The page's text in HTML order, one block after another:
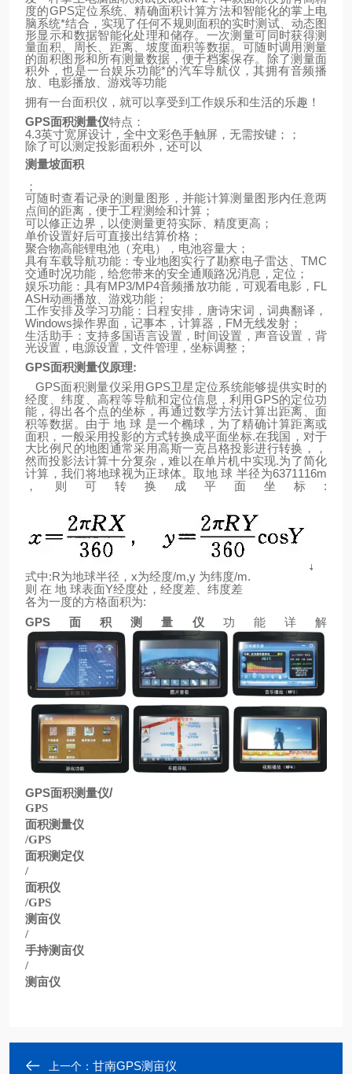
度的GPS定位系统、精确面积计算方法和智能化的掌上电
脑系统*结合，实现了任何不规则面积的实时测试、动态图
形显示和数据智能化处理和储存。一次测量可同时获得测
量面积、周长、距离、坡度面积等数据。可随时调用测量
的面积图形和所有测量数据，便于档案保存。除了测量面
积外，也是一台娱乐功能*的汽车导航仪，其拥有音频播
放、电影播放、游戏等功能
拥有一台面积仪，就可以享受到工作娱乐和生活的乐趣！
GPS面积测量仪特点：
4.3英寸宽屏设计，全中文彩色手触屏，无需按键；；
除了可以测定投影面积外，还可以
测量坡面积
；
可随时查看记录的测量图形，并能计算测量图形内任意两
点间的距离，便于工程测绘和计算；
可以修正边界，以使测量更符实际、精度更高；
单价设置好后可直接出结算价格；
聚合物高能锂电池（充电），电池容量大；
具有车载导航功能：专业地图实行了勘察电子雷达、 TMC
交通时况功能，给您带来的安全通顺路况消息，定位；
娱乐功能：具有MP3/MP4音频播放功能，可观看电影， FL
ASH动画播放、游戏功能；
工作安排及学习功能：日程安排，唐诗宋词，词典翻译，
Windows操作界面，记事本，计算器， FM无线发射；
生活助手：支持多国语言设置，时间设置，声音设置，背
光设置，电源设置，文件管理，坐标调整；
GPS面积测量仪原理:
GPS面积测量仪采用GPS卫星定位系统能够提供实时的
经度、纬度、高程等导航和定位信息，利用GPS的定位功
能，得出各个点的坐标，再通过数学方法计算出距离、面
积等数据。由于 地 球 是一个椭球，为了精确计算距离或
面积，一般采用投影的方式转换成平面坐标.在我国，对于
大比例尺的地图通常采用高斯一克吕格投影进行转换，，
然而投影法计算十分复杂，难以在单片机中实现.为了简化
计算，我们将地球视为正球体。取地 球 半径为6371116m
，则可转换成平面坐标 :
式中:R为地球半径， x为经度/m,y 为纬度/m.
则 在 地 球表面Y经度处，经度差、纬度差
各为一度的方格面积为:
GPS 面积测量仪 功能详解
GPS面积测量仪/
GPS
面积测量仪
/GPS
面积测定仪
/
面积仪
/GPS
测亩仪
/
手持测亩仪
/
测亩仪
上一个： 甘南GPS测亩仪